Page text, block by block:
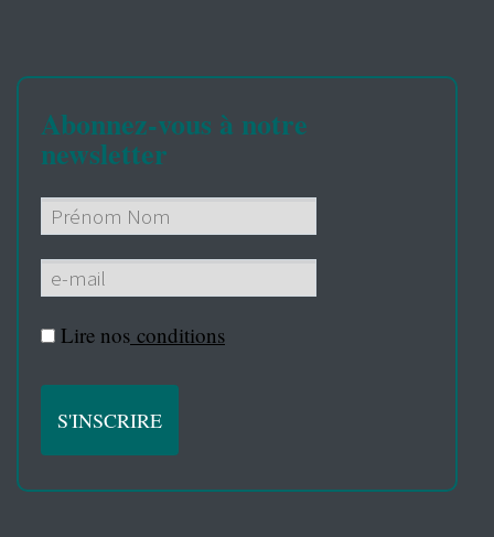
Abonnez-vous à notre
newsletter
Lire nos conditions